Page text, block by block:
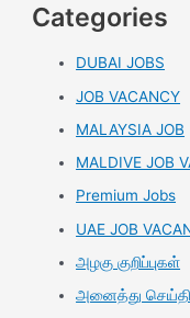
Categories
DUBAI JOBS
JOB VACANCY
MALAYSIA JOB
MALDIVE JOB
Premium Jobs
UAE JOB
அழகு குறிப்புகள்
அனைத்து